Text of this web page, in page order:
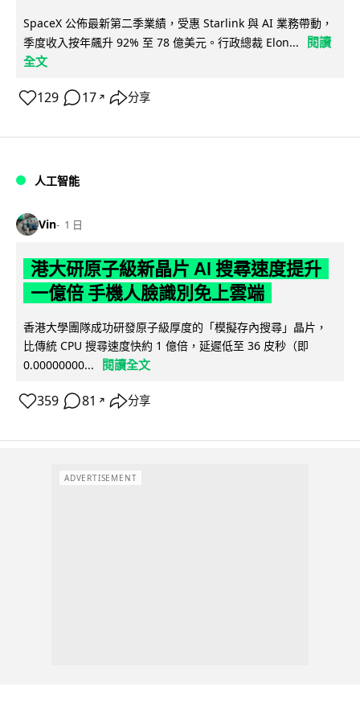
SpaceX 公佈最新第二季業績，受惠 Starlink 與 AI 業務帶動，
季度收入按年飆升 92% 至 78 億美元。行政總裁 Elon...
閱讀
全文
129 17 ↗ 分享
人工智能
Vin 1 日
港大研原子級新晶片 AI 搜尋速度提升
一億倍 手機人臉識別免上雲端
香港大學團隊成功研發原子級厚度的「模擬存內搜尋」晶片，
比傳統 CPU 搜尋速度快約 1 億倍，延遲低至 36 皮秒（即
0.00000000...
閱讀全文
359 81 ↗ 分享
ADVERTISEMENT